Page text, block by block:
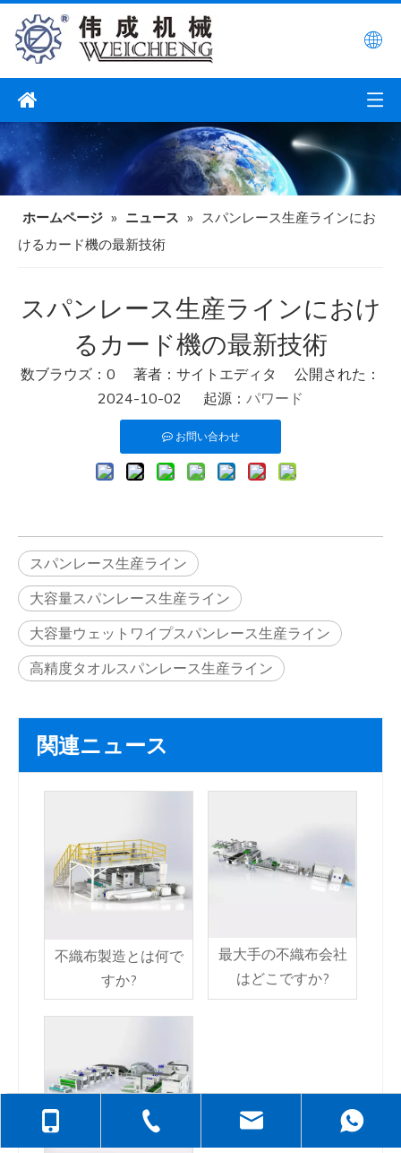
ホームページ » ニュース »
スパンレース生産ラインにお
けるカード機の最新技術
スパンレース生産ラインにおけ
るカード機の最新技術
数ブラウズ： 0 著者：サイトエディタ 公開された：
2024-10-02 起源： パワード
お問い合わせ
スパンレース生産ライン
大容量スパンレース生産ライン
大容量ウェットワイプスパンレース生産ライン
高精度タオルスパンレース生産ライン
関連ニュース
不織布製造とは何で
すか?
最大手の不織布会社
はどこですか?
+86-138-6499-6670+86-512-5258-1232